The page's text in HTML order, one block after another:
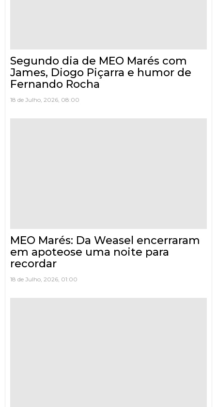
Segundo dia de MEO Marés com
James, Diogo Piçarra e humor de
Fernando Rocha
18 de Julho, 2026, 08:00
MEO Marés: Da Weasel encerraram
em apoteose uma noite para
recordar
18 de Julho, 2026, 01:00